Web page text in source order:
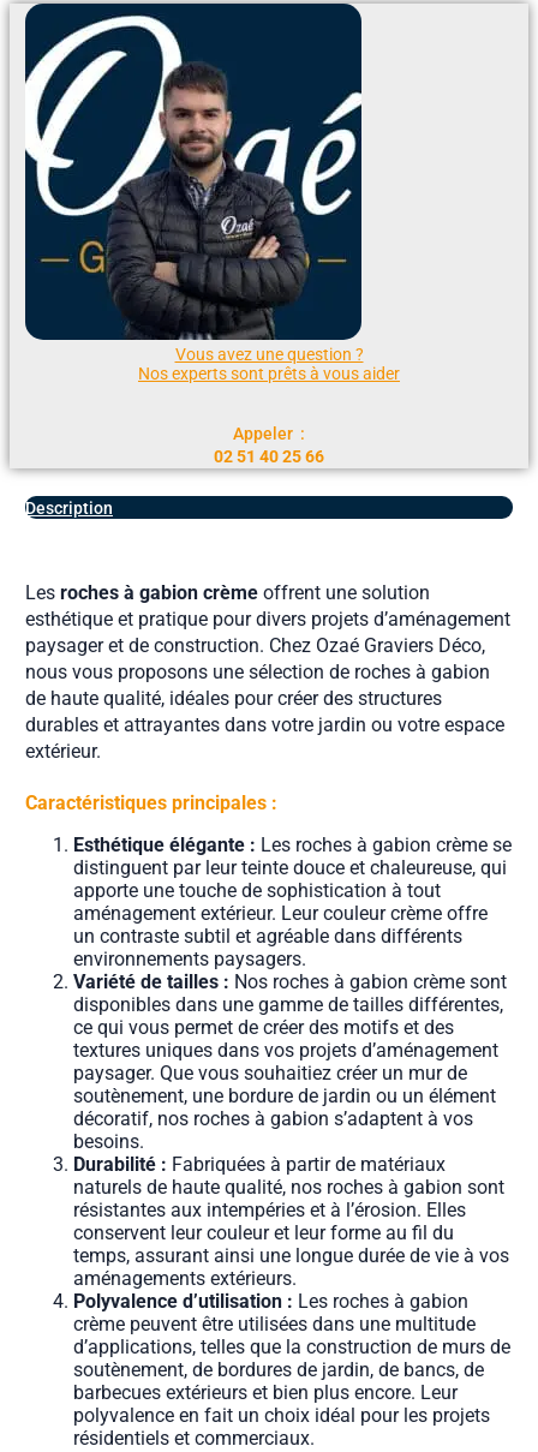
Vous avez une question ?
Nos experts sont prêts à vous aider
Appeler :
02 51 40 25 66
Description
Les roches à gabion crèmeoffrent une solution
esthétique et pratique pour divers projets d’aménagement
paysager et de construction. Chez Ozaé Graviers Déco,
nous vous proposons une sélection de roches à gabion
de haute qualité, idéales pour créer des structures
durables et attrayantes dans votre jardin ou votre espace
extérieur.
Caractéristiques principales :
Esthétique élégante : Les roches à gabion crème se
distinguent par leur teinte douce et chaleureuse, qui
apporte une touche de sophistication à tout
aménagement extérieur. Leur couleur crème offre
un contraste subtil et agréable dans différents
environnements paysagers.
Variété de tailles : Nos roches à gabion crème sont
disponibles dans une gamme de tailles différentes,
ce qui vous permet de créer des motifs et des
textures uniques dans vos projets d’aménagement
paysager. Que vous souhaitiez créer un mur de
soutènement, une bordure de jardin ou un élément
décoratif, nos roches à gabion s’adaptent à vos
besoins.
Durabilité : Fabriquées à partir de matériaux
naturels de haute qualité, nos roches à gabion sont
résistantes aux intempéries et à l’érosion. Elles
conservent leur couleur et leur forme au fil du
temps, assurant ainsi une longue durée de vie à vos
aménagements extérieurs.
Polyvalence d’utilisation : Les roches à gabion
crème peuvent être utilisées dans une multitude
d’applications, telles que la construction de murs de
soutènement, de bordures de jardin, de bancs, de
barbecues extérieurs et bien plus encore. Leur
polyvalence en fait un choix idéal pour les projets
résidentiels et commerciaux.